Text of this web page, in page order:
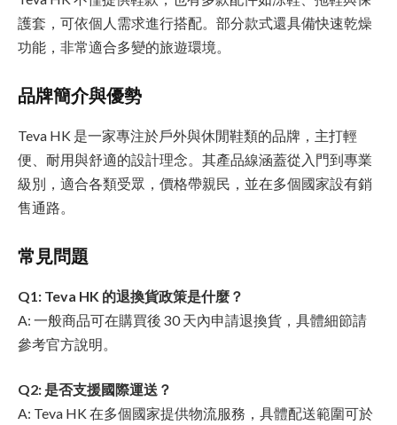
護套，可依個人需求進行搭配。部分款式還具備快速乾燥
功能，非常適合多變的旅遊環境。
品牌簡介與優勢
Teva HK 是一家專注於戶外與休閒鞋類的品牌，主打輕
便、耐用與舒適的設計理念。其產品線涵蓋從入門到專業
級別，適合各類受眾，價格帶親民，並在多個國家設有銷
售通路。
常見問題
Q1: Teva HK 的退換貨政策是什麼？
A: 一般商品可在購買後 30 天內申請退換貨，具體細節請
參考官方說明。
Q2: 是否支援國際運送？
A: Teva HK 在多個國家提供物流服務，具體配送範圍可於